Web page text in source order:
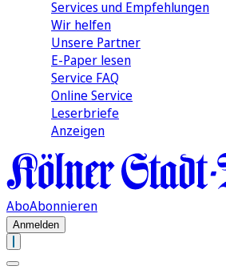
Services und Empfehlungen
Wir helfen
Unsere Partner
E-Paper lesen
Service FAQ
Online Service
Leserbriefe
Anzeigen
AboAbonnieren
Anmelden